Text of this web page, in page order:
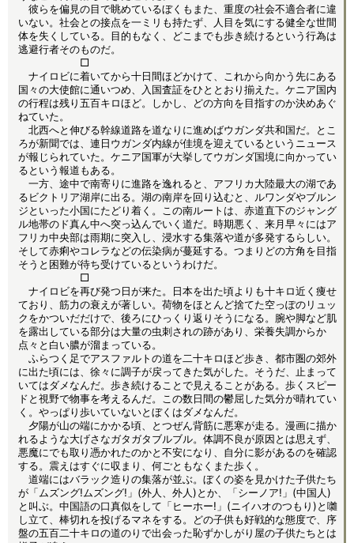
彼らを偏見の目で眺めているぼくもまた、重度の社会不適合者に違
いない。社会との接点を一ミリも持たず、人目を気にする健全な世間
体を失くしている。目的もなく、どこまでも歩き続けるという行為は
逃避行者そのものだ。
□
ナイロビに着いてから十日間ほどかけて、これから向かう先にある
国々の大使館に通いつめ、入国査証をひととおり揃えた。ケニア国内
の行程は残り五百キロほど。しかし、どの方向を目指すのか決めあぐ
ねていた。
北西へと伸びる幹線道路を道なりに進めばウガンダ共和国だ。とこ
ろが新聞では、連日ウガンダ内線が佳境を迎えているというニュース
が報じられていた。ケニア国軍が大挙してウガンダ国境に向かってい
るという報道もある。
一方、途中で南寄りに進路を逸れると、アフリカ大陸最大の湖であ
るビクトリア湖岸に出る。湖の南岸を回り込むと、ルワンダやブルン
ジといった小国にたどり着く。この南ルートは、赤道直下のジャング
ル地帯のド真ん中へ突っ込んでいく道だ。時期悪く、来月早々にはア
フリカ中央部は雨期に突入し、浸水する集落や道が多発するらしい。
そして赤痢やコレラなどの伝染病が蔓延する。つまりどの方角を目指
そうと困難が待ち受けているというわけだ。
□
ナイロビを再び発つ日が来た。日本を出た頃よりも十キロ近く痩せ
ており、筋力の衰えが著しい。荷物をほとんど捨てた空っぽのリュッ
クをかついだだけで、後ろにひっくり返りそうになる。腕や脚など肌
を露出している部分は大量の虫刺されの跡があり、栄養失調からか
点々と白い膿が溜まっている。
ふらつく足でアスファルトの道を二十キロほど歩き、都市圏の郊外
に出た頃には、徐々に調子が戻ってきた気がした。そうだ、止まって
いてはダメなんだ。歩き続けることで見えることがある。歩くスピー
ドと視野で物事を考えるんだ。この数日間の鬱屈した気分が晴れてい
く。やっぱり歩いていないとぼくはダメなんだ。
夕陽が山の端にかかる頃、とつぜん背筋に悪寒が走る。漫画に描か
れるような大げさなガタガタブルブル。体調不良が原因とは思えず、
悪魔にでも取り憑かれたのかと不安になり、自分に影があるのを確認
する。震えはすぐに収まり、何ごともなくまた歩く。
道端にはバラック造りの集落が並ぶ。ぼくの姿を見かけた子供たち
が「ムズング!ムズング!」(外人、外人)とか、「シーノア!」(中国人)
と叫ぶ。中国語の口真似をして「ヒーホー!」(ニイハオのつもり)と囃
し立て、棒切れを投げるマネをする。どの子供も好戦的な態度で、序
盤の五百二十キロの道のりで出会った恥ずかしがり屋の子供たちとは